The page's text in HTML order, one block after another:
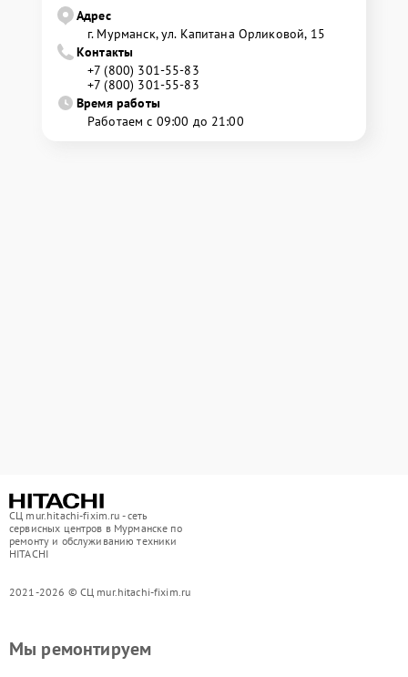
Адрес
г. Мурманск, ул. Капитана Орликовой, 15
Контакты
+7 (800) 301-55-83
+7 (800) 301-55-83
Время работы
Работаем с 09:00 до 21:00
СЦ mur.hitachi-fixim.ru - сеть
сервисных центров в Мурманске по
ремонту и обслуживанию техники
HITACHI
2021-2026 © СЦ mur.hitachi-fixim.ru
Мы ремонтируем